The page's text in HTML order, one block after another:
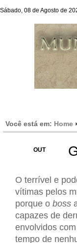
Sábado, 08 de Agosto de
Você está em: Home
OUT
O terrível e
vítimas pelos
porque o boss
capazes de
envolvidos
tempo de